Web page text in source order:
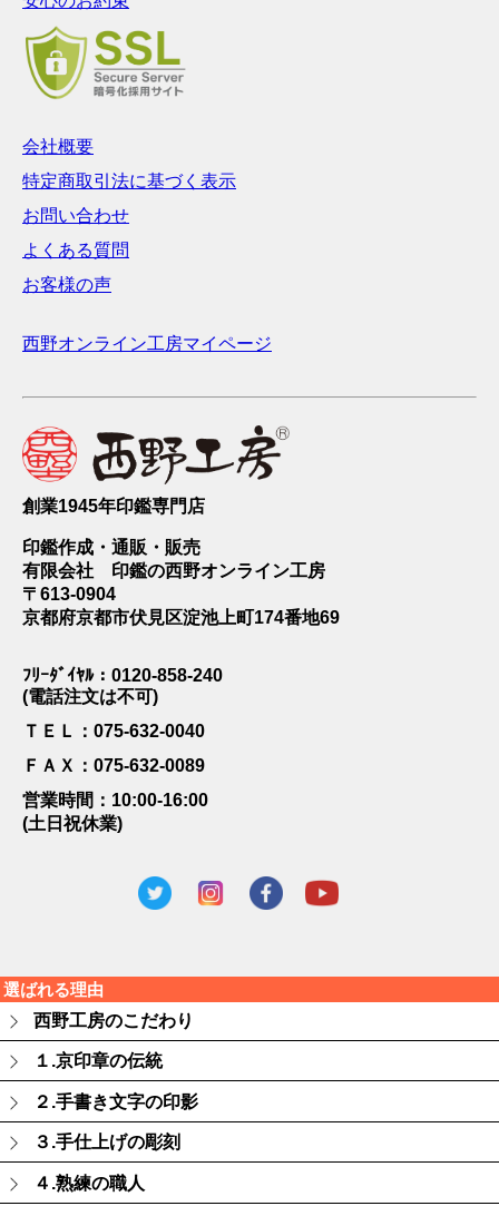
会社概要
特定商取引法に基づく表示
お問い合わせ
よくある質問
お客様の声
西野オンライン工房マイページ
創業1945年印鑑専門店
印鑑作成・通販・販売
有限会社 印鑑の西野オンライン工房
〒613-0904
京都府京都市伏見区淀池上町174番地69
ﾌﾘｰﾀﾞｲﾔﾙ：0120-858-240
(電話注文は不可)
ＴＥＬ：075-632-0040
ＦＡＸ：075-632-0089
営業時間：10:00-16:00
(土日祝休業)
選ばれる理由
西野工房のこだわり
１.京印章の伝統
２.手書き文字の印影
３.手仕上げの彫刻
４.熟練の職人